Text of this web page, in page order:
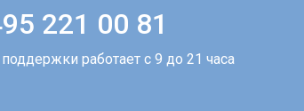
221 00 81
работает с 9 до 21 часа